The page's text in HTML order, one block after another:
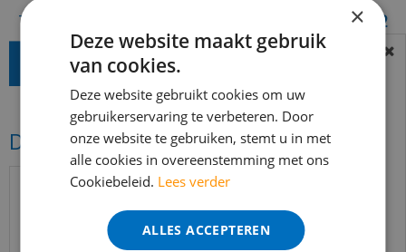
Totaal (incl. BTW) 38 12
Dit vind je misschien ook mooi!
BEREIKBAARHEID
In verband met de vakantie periode zijn wij
t/m 14 augustus telefonisch helaas niet
bereikbaar.
Bestelling worden uiteraard verwerkt
echter iets minder snel dan wat je van ons
gewend bent.
Voor vragen kan je ons bereiken via
×
Deze website maakt gebruik
van cookies.
Deze website gebruikt cookies om uw
gebruikerservaring te verbeteren. Door
onze website te gebruiken, stemt u in met
alle cookies in overeenstemming met ons
Cookiebeleid. Lees verder
ALLES ACCEPTEREN